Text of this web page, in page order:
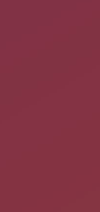
for Linux